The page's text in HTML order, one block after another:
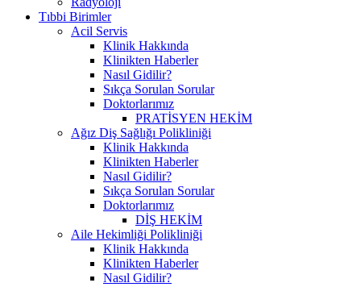
Tıbbi Birimler
Acil Servis
Klinik Hakkında
Klinikten Haberler
Nasıl Gidilir?
Sıkça Sorulan Sorular
Doktorlarımız
PRATİSYEN HEKİM
Ağız Diş Sağlığı Polikliniği
Klinik Hakkında
Klinikten Haberler
Nasıl Gidilir?
Sıkça Sorulan Sorular
Doktorlarımız
DİŞ HEKİM
Aile Hekimliği Polikliniği
Klinik Hakkında
Klinikten Haberler
Nasıl Gidilir?